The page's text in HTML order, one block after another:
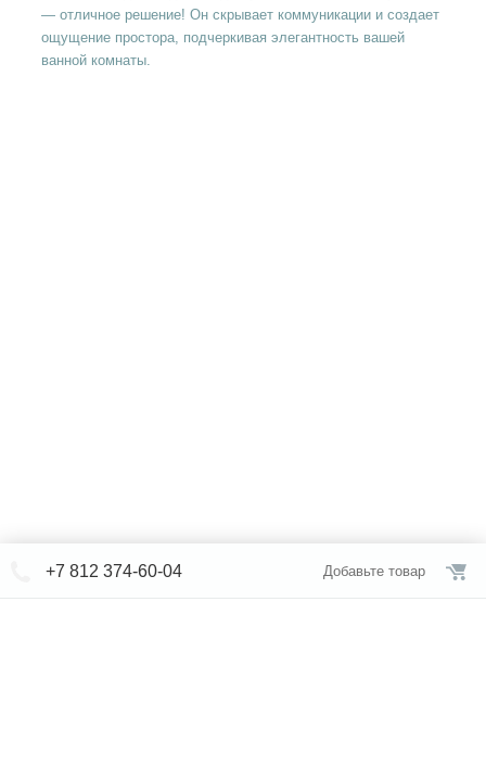
— отличное решение! Он скрывает коммуникации и создает
ощущение простора, подчеркивая элегантность вашей
ванной комнаты.
+7 812 374-60-04 Добавьте товар